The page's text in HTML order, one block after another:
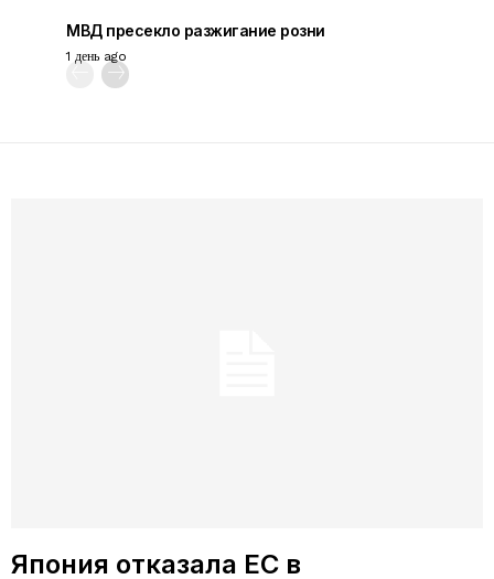
МВД пресекло разжигание розни
1 день ago
Япония отказала ЕС в